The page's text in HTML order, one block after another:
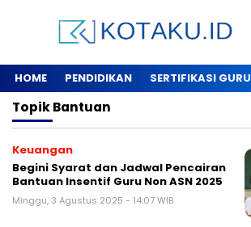
HOME PENDIDIKAN SERTIFIKASI GURU
TopikBantuan
Keuangan
Begini Syarat dan Jadwal Pencairan
Bantuan Insentif Guru Non ASN 2025
Minggu, 3 Agustus 2025 - 14:07 WIB